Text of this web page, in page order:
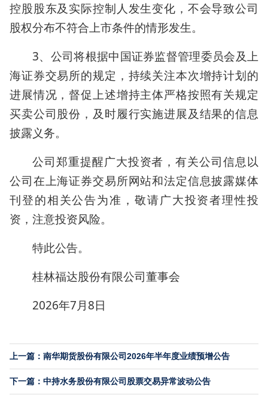
控股股东及实际控制人发生变化，不会导致公司
股权分布不符合上市条件的情形发生。
3、公司将根据中国证券监督管理委员会及上
海证券交易所的规定，持续关注本次增持计划的
进展情况，督促上述增持主体严格按照有关规定
买卖公司股份，及时履行实施进展及结果的信息
披露义务。
公司郑重提醒广大投资者，有关公司信息以
公司在上海证券交易所网站和法定信息披露媒体
刊登的相关公告为准，敬请广大投资者理性投
资，注意投资风险。
特此公告。
桂林福达股份有限公司董事会
2026年7月8日
上一篇：南华期货股份有限公司2026年半年度业绩预增公告
下一篇：中持水务股份有限公司股票交易异常波动公告